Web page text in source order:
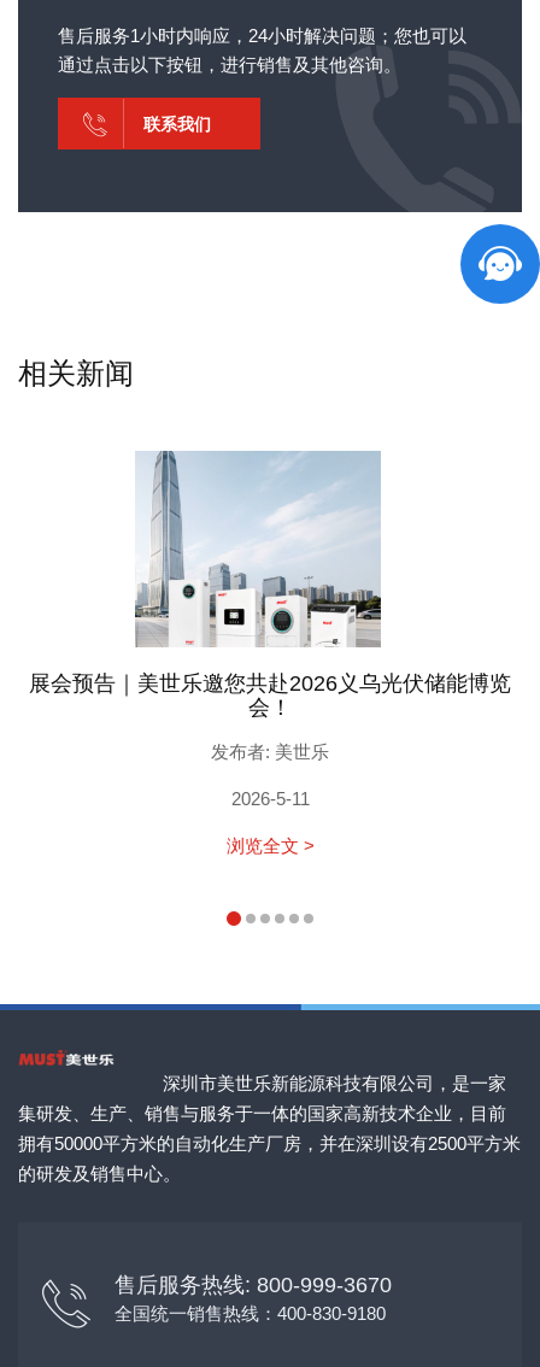
售后服务1小时内响应，24小时解决问题；您也可以
通过点击以下按钮，进行销售及其他咨询。
联系我们
相关新闻
展会预告｜美世乐邀您共赴2026义乌光伏储能博览
会！
发布者: 美世乐
2026-5-11
浏览全文 >
深圳市美世乐新能源科技有限公司，是一家
集研发、生产、销售与服务于一体的国家高新技术企业，目前
拥有50000平方米的自动化生产厂房，并在深圳设有2500平方米
的研发及销售中心。
售后服务热线: 800-999-3670
全国统一销售热线：400-830-9180